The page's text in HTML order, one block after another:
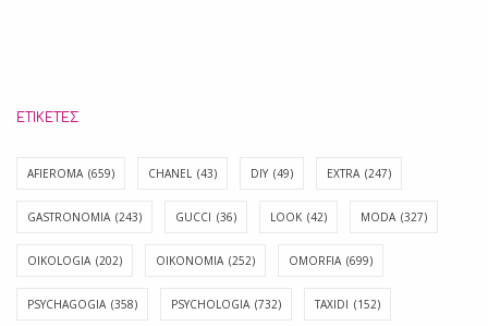
ΕΤΙΚΈΤΕΣ
AFIEROMA (659) CHANEL (43) DIY (49) EXTRA (247)
GASTRONOMIA (243) GUCCI (36) LOOK (42) MODA (327)
OIKOLOGIA (202) OIKONOMIA (252) OMORFIA (699)
PSYCHAGOGIA (358) PSYCHOLOGIA (732) TAXIDI (152)